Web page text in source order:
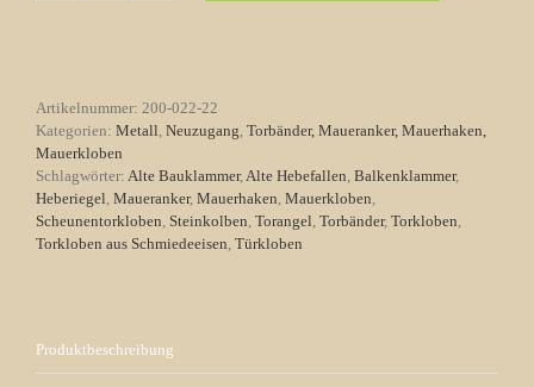
Artikelnummer: 200-022-22
Kategorien: Metall, Neuzugang, Torbänder, Maueranker, Mauerhaken,
Mauerkloben
Schlagwörter: Alte Bauklammer,Alte Hebefallen, Balkenklammer,
Heberiegel, Maueranker, Mauerhaken, Mauerkloben,
Scheunentorkloben, Steinkolben, Torangel, Torbänder, Torkloben,
Torkloben aus Schmiedeeisen, Türkloben
Produktbeschreibung